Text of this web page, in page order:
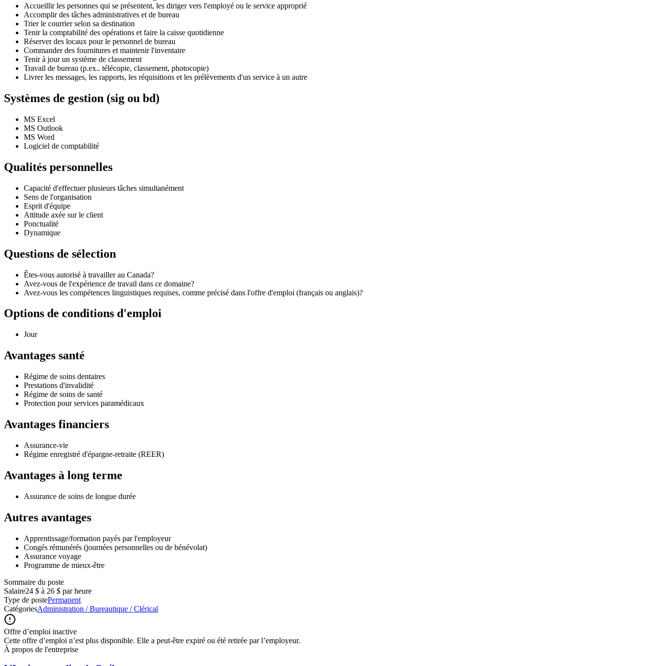
Accueillir les personnes qui se présentent, les diriger vers l'employé ou le service approprié
Accomplir des tâches administratives et de bureau
Trier le courrier selon sa destination
Tenir la comptabilité des opérations et faire la caisse quotidienne
Réserver des locaux pour le personnel de bureau
Commander des fournitures et maintenir l'inventaire
Tenir à jour un système de classement
Travail de bureau (p.ex.. télécopie, classement, photocopie)
Livrer les messages, les rapports, les réquisitions et les prélèvements d'un service à un autre
Systèmes de gestion (sig ou bd)
MS Excel
MS Outlook
MS Word
Logiciel de comptabilité
Qualités personnelles
Capacité d'effectuer plusieurs tâches simultanément
Sens de l'organisation
Esprit d'équipe
Attitude axée sur le client
Ponctualité
Dynamique
Questions de sélection
Êtes-vous autorisé à travailler au Canada?
Avez-vous de l'expérience de travail dans ce domaine?
Avez-vous les compétences linguistiques requises, comme précisé dans l'offre d'emploi (français ou anglais)?
Options de conditions d'emploi
Jour
Avantages santé
Régime de soins dentaires
Prestations d'invalidité
Régime de soins de santé
Protection pour services paramédicaux
Avantages financiers
Assurance-vie
Régime enregistré d'épargne-retraite (REER)
Avantages à long terme
Assurance de soins de longue durée
Autres avantages
Apprentissage/formation payés par l'employeur
Congés rémunérés (journées personnelles ou de bénévolat)
Assurance voyage
Programme de mieux-être
Sommaire du poste
Salaire24 $ à 26 $ par heure
Type de postePermanent
CatégoriesAdministration / Bureautique / Clérical
Offre d’emploi inactive
Cette offre d’emploi n’est plus disponible. Elle a peut-être expiré ou été retirée par l’employeur.
À propos de l'entreprise